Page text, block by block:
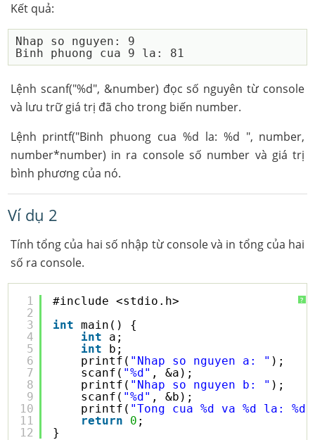
Kết quả:
Nhap so nguyen: 9
Lệnh scanf("%d", &number) đọc số nguyên từ console
và lưu trữ giá trị đã cho trong biến number.
Lệnh printf("Binh phuong cua %d la: %d ", number,
number*number) in ra console số number và giá trị
bình phương của nó.
Ví dụ 2
Tính tổng của hai số nhập từ console và in tổng của hai
số ra console.
?
1
2
3
4
5
6
7
8
9
10
11
12
#include <stdio.h>
int
main() {
int
a;
int
b;
printf( "Nhap so nguyen a: " );
scanf( "%d" , &a);
printf( "Nhap so nguyen b: " );
scanf( "%d" , &b);
printf( "Tong cua %d va %d la: %d
return
0 ;
}